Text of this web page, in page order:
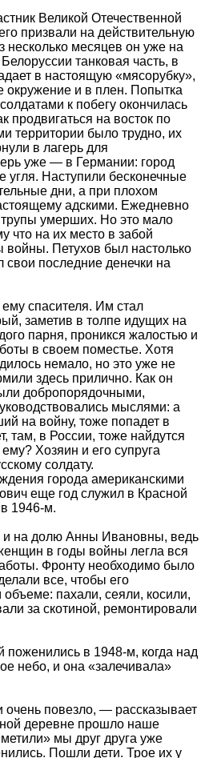
Великой Отечественной
призвали на действительную
несколько месяцев он уже на
танковая часть, в
в настоящую «мясорубку»,
окружение и в плен. Попытка
к побегу окончилась
продвигаться на восток по
территории было трудно, их
в лагерь для
уже — в Германии: город
Наступили бесконечные
дни, а при плохом
адскими. Ежедневно
умерших. Но это мало
что на их место в забой
Петухов был настолько
свои последние денечки на
спасителя. Им стал
заметив в толпе идущих на
парня, проникся жалостью и
в своем поместье. Хотя
немало, но это уже не
здесь прилично. Как он
добропорядочными,
мыслями: а
на войну, тоже попадет в
там, в России, тоже найдутся
Хозяин и его супруга
солдату.
города американскими
еще год служил в Красной
1946-м.
на долю Анны Ивановны, ведь
в годы войны легла вся
Фронту необходимо было
все, чтобы его
пахали, сеяли, косили,
за скотиной, ремонтировали
в 1948-м, когда над
небо, и она «залечивала»
повезло, — рассказывает
деревне прошло наше
мы друг друга уже
Пошли дети. Трое их у